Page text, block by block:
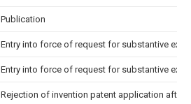
Publication
Entry into force of request for substantive
Entry into force of request for substantive
Rejection of invention patent application after